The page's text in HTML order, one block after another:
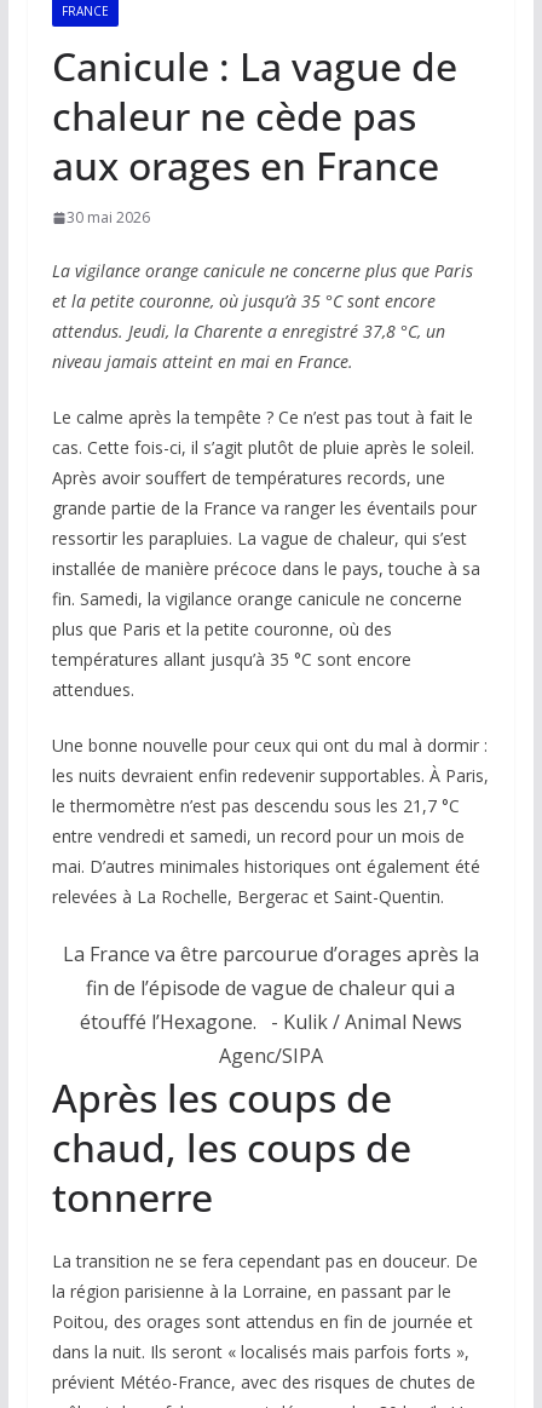
FRANCE
Canicule : La vague de
chaleur ne cède pas
aux orages en France
30 mai 2026
La vigilance orange canicule ne concerne plus que Paris
et la petite couronne, où jusqu’à 35 °C sont encore
attendus. Jeudi, la Charente a enregistré 37,8 °C, un
niveau jamais atteint en mai en France.
Le calme après la tempête ? Ce n’est pas tout à fait le
cas. Cette fois-ci, il s’agit plutôt de pluie après le soleil.
Après avoir souffert de températures records, une
grande partie de la France va ranger les éventails pour
ressortir les parapluies. La vague de chaleur, qui s’est
installée de manière précoce dans le pays, touche à sa
fin. Samedi, la vigilance orange canicule ne concerne
plus que Paris et la petite couronne, où des
températures allant jusqu’à 35 °C sont encore
attendues.
Une bonne nouvelle pour ceux qui ont du mal à dormir :
les nuits devraient enfin redevenir supportables. À Paris,
le thermomètre n’est pas descendu sous les 21,7 °C
entre vendredi et samedi, un record pour un mois de
mai. D’autres minimales historiques ont également été
relevées à La Rochelle, Bergerac et Saint-Quentin.
La France va être parcourue d’orages après la
fin de l’épisode de vague de chaleur qui a
étouffé l’Hexagone.
- Kulik / Animal News
Agenc/SIPA
Après les coups de
chaud, les coups de
tonnerre
La transition ne se fera cependant pas en douceur. De
la région parisienne à la Lorraine, en passant par le
Poitou, des orages sont attendus en fin de journée et
dans la nuit. Ils seront « localisés mais parfois forts »,
prévient Météo-France, avec des risques de chutes de